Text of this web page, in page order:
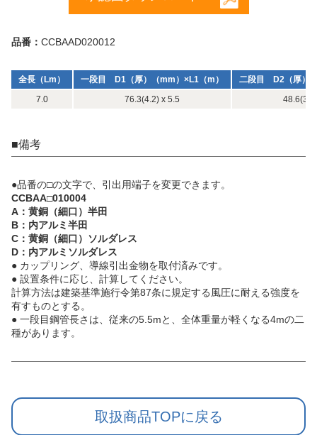
品番： CCBAAD020012
全長（Lm） 一段目 D1（厚）（mm）×L1（m）
二段目 D2（厚）
7.0
76.3(4.2) x 5.5
■備考
●品番の□の文字で、引出用端子を変更できます。
CCBAA□010004
A：黄銅（細口）半田
B：内アルミ半田
C：黄銅（細口）ソルダレス
D：内アルミソルダレス
● カップリング、導線引出金物を取付済みです。
● 設置条件に応じ、計算してください。
計算方法は建築基準施行令第87条に規定する風圧に耐える強度を
有すものとする。
● 一段目鋼管長さは、従来の5.5mと、全体重量が軽くなる4mの二
種があります。
取扱商品TOPに戻る